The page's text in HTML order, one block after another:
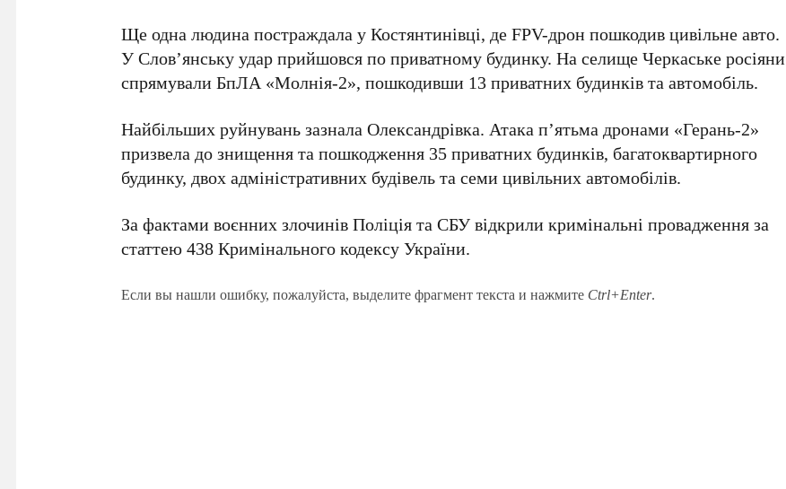
Ще одна людина постраждала у Костянтинівці, де FPV-дрон пошкодив цивільне авто.
У Слов’янську удар прийшовся по приватному будинку. На селище Черкаське росіяни
спрямували БпЛА «Молнія-2», пошкодивши 13 приватних будинків та автомобіль.
Найбільших руйнувань зазнала Олександрівка. Атака п’ятьма дронами «Герань-2»
призвела до знищення та пошкодження 35 приватних будинків, багатоквартирного
будинку, двох адміністративних будівель та семи цивільних автомобілів.
За фактами воєнних злочинів Поліція та СБУ відкрили кримінальні провадження за
статтею438 Кримінального кодексу України.
Если вы нашли ошибку, пожалуйста, выделите фрагмент текста и нажмите Ctrl+Enter.